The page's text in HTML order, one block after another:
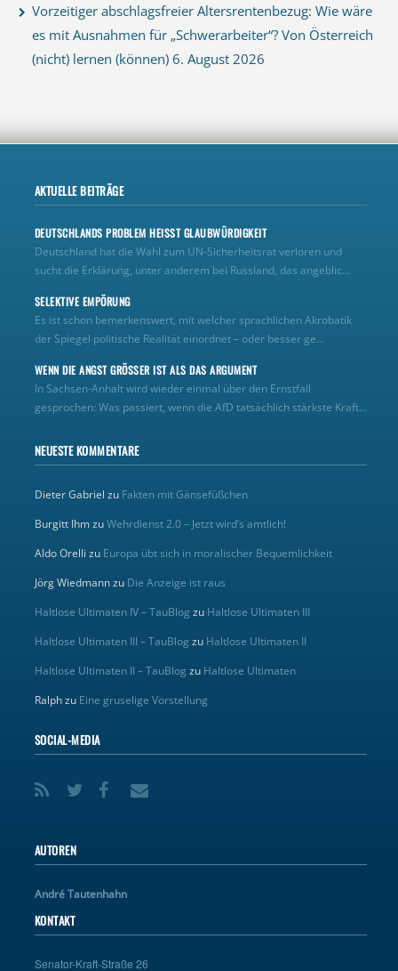
Vorzeitiger abschlagsfreier Altersrentenbezug: Wie wäre
es mit Ausnahmen für „Schwerarbeiter“? Von Österreich
(nicht) lernen (können) 6. August 2026
AKTUELLE BEITRÄGE
DEUTSCHLANDS PROBLEM HEISST GLAUBWÜRDIGKEIT
Deutschland hat die Wahl zum UN‑Sicherheitsrat verloren und
sucht die Erklärung, unter anderem bei Russland, das angeblic...
SELEKTIVE EMPÖRUNG
Es ist schon bemerkenswert, mit welcher sprachlichen Akrobatik
der Spiegel politische Realität einordnet – oder besser ge...
WENN DIE ANGST GRÖSSER IST ALS DAS ARGUMENT
In Sachsen-Anhalt wird wieder einmal über den Ernstfall
gesprochen: Was passiert, wenn die AfD tatsächlich stärkste Kraft...
NEUESTE KOMMENTARE
Dieter Gabriel zu Fakten mit Gänsefüßchen
Burgitt IhmzuWehrdienst 2.0 – Jetzt wird’s amtlich!
Aldo Orelli zu Europa übt sich in moralischer Bequemlichkeit
Jörg Wiedmannzu Die Anzeige ist raus
Haltlose Ultimaten IV – TauBlog zu Haltlose Ultimaten III
Haltlose Ultimaten III – TauBlog zu Haltlose Ultimaten II
Haltlose Ultimaten II – TauBlog zu Haltlose Ultimaten
Ralphzu Eine gruselige Vorstellung
SOCIAL-MEDIA
AUTOREN
André Tautenhahn
KONTAKT
Senator-Kraft-Straße 26